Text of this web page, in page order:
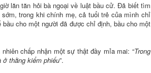
lăn tăn hỏi bà ngoại về luật bầu cử. Đã biết tìm
trong khi chính mẹ, cả tuổi trẻ của mình chỉ
cho một người đã được chỉ định, bầu cho một
chấp nhận một sự thật đầy mỉa mai: “Trong
ở thằng kiểm phiếu”.